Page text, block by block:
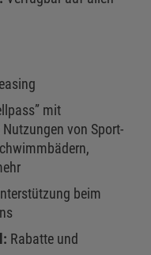
mit
von Sport-
beim
Rabatte und